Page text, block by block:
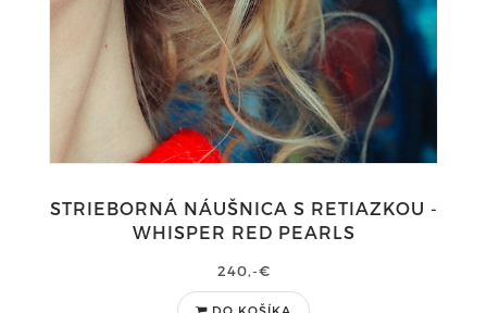
STRIEBORNÁ NÁUŠNICA S RETIAZKOU -
WHISPER RED PEARLS
240,-€